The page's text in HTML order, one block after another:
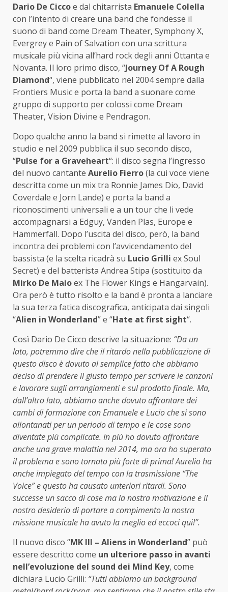
Dario De Ciccoe dal chitarrista Emanuele Colella
con l’intento di creare una band che fondesse il
suono di band come Dream Theater, Symphony X,
Evergrey e Pain of Salvation con una scrittura
musicale più vicina all’hard rock degli anni Ottanta e
Novanta. Il loro primo disco, “Journey Of A Rough
Diamond“, viene pubblicato nel 2004 sempre dalla
Frontiers Music e porta la band a suonare come
gruppo di supporto per colossi come Dream
Theater, Vision Divine e Pendragon.
Dopo qualche anno la band si rimette al lavoro in
studio e nel 2009 pubblica il suo secondo disco,
“Pulse for a Graveheart“: il disco segna l’ingresso
del nuovo cantante Aurelio Fierro(la cui voce viene
descritta come un mix tra Ronnie James Dio, David
Coverdale e Jorn Lande) e porta la band a
riconoscimenti universali e a un tour che li vede
accompagnarsi a Edguy, Vanden Plas, Europe e
Hammerfall. Dopo l’uscita del disco, però, la band
incontra dei problemi con l’avvicendamento del
bassista (e la scelta ricadrà su Lucio Grilli ex Soul
Secret) e del batterista Andrea Stipa (sostituito da
Mirko De Maioex The Flower Kings e Hangarvain).
Ora però è tutto risolto e la band è pronta a lanciare
la sua terza fatica discografica, anticipata dai singoli
“Alien in Wonderland” e “Hate at first sight“.
Così Dario De Cicco descrive la situazione: “Da un
lato, potremmo dire che il ritardo nella pubblicazione di
questo disco è dovuto al semplice fatto che abbiamo
deciso di prendere il giusto tempo per scrivere le canzoni
e lavorare sugli arrangiamenti e sul prodotto finale. Ma,
dall’altro lato, abbiamo anche dovuto affrontare dei
cambi di formazione con Emanuele e Lucio che si sono
allontanati per un periodo di tempo e le cose sono
diventate più complicate. In più ho dovuto affrontare
anche una grave malattia nel 2014, ma ora ho superato
il problema e sono tornato più forte di prima! Aurelio ha
anche impiegato del tempo con la trasmissione “The
Voice” e questo ha causato unteriori ritardi. Sono
successe un sacco di cose ma la nostra motivazione e il
nostro desiderio di portare a compimento la nostra
missione musicale ha avuto la meglio ed eccoci qui!”.
Il nuovo disco “MK III – Aliens in Wonderland” può
essere descritto come un ulteriore passo in avanti
nell’evoluzione del sound dei Mind Key, come
dichiara Lucio Grilli: “Tutti abbiamo un background